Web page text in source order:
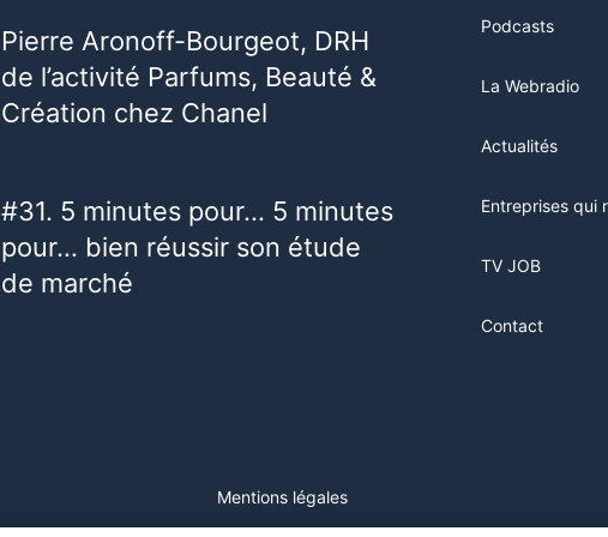
Pierre Aronoff-Bourgeot, DRH
de l’activité Parfums, Beauté &
Création chez Chanel
#31. 5 minutes pour… 5 minutes
pour… bien réussir son étude
de marché
Podcasts
La Webradio
Actualités
Entreprises qui
TV JOB
Contact
Mentions légales